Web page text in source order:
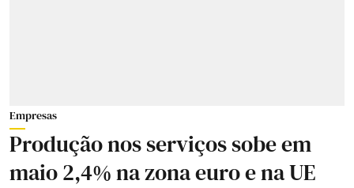
Empresas
Produção nos serviços sobe em
maio 2,4% na zona euro e na UE